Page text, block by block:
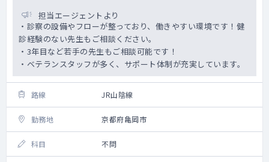
担当エージェントより
・診察の設備やフローが整っており、働きやすい環境です！健
診経験のない先生もご相談ください。
・3年目など若手の先生もご相談可能です！
・ベテランスタッフが多く、サポート体制が充実しています。
路線 JR山陰線
勤務地 京都府亀岡市
科目 不問